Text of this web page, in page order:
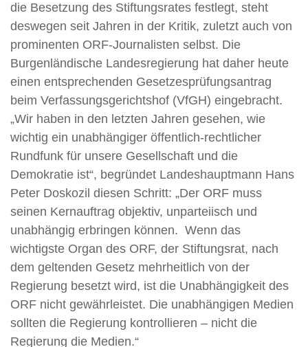
die Besetzung des Stiftungsrates festlegt, steht
deswegen seit Jahren in der Kritik, zuletzt auch von
prominenten ORF-Journalisten selbst. Die
Burgenländische Landesregierung hat daher heute
einen entsprechenden Gesetzesprüfungsantrag
beim Verfassungsgerichtshof (VfGH) eingebracht.
„Wir haben in den letzten Jahren gesehen, wie
wichtig ein unabhängiger öffentlich-rechtlicher
Rundfunk für unsere Gesellschaft und die
Demokratie ist“, begründet Landeshauptmann Hans
Peter Doskozil diesen Schritt: „Der ORF muss
seinen Kernauftrag objektiv, unparteiisch und
unabhängig erbringen können. Wenn das
wichtigste Organ des ORF, der Stiftungsrat, nach
dem geltenden Gesetz mehrheitlich von der
Regierung besetzt wird, ist die Unabhängigkeit des
ORF nicht gewährleistet. Die unabhängigen Medien
sollten die Regierung kontrollieren – nicht die
Regierung die Medien.“